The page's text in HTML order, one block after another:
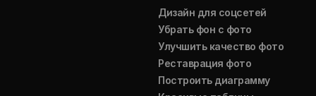
Дизайн для соцсетей
Убрать фон с фото
Улучшить качество фото
Реставрация фото
Построить диаграмму